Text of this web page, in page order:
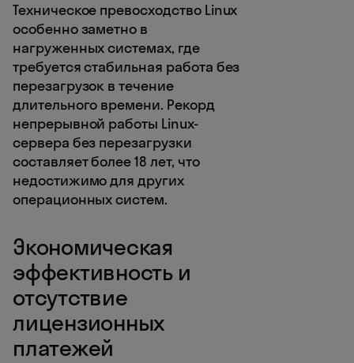
Техническое превосходство Linux
особенно заметно в
нагруженных системах, где
требуется стабильная работа без
перезагрузок в течение
длительного времени. Рекорд
непрерывной работы Linux-
сервера без перезагрузки
составляет более 18 лет, что
недостижимо для других
операционных систем.
Экономическая
эффективность и
отсутствие
лицензионных
платежей